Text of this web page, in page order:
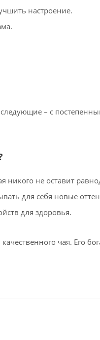
настроение.
– с
никого не оставит
для себя новые
для здоровья.
чая. Его